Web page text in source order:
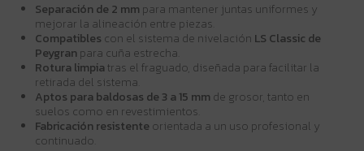
Separación de 2 mm para mantener juntas uniformes y
mejorar la alineación entre piezas.
Compatibles con el sistema de nivelación LS Classic de
Peygran para cuña estrecha.
Rotura limpiatras el fraguado, diseñada para facilitar la
retirada del sistema.
Aptos para baldosas de 3 a 15 mm de grosor, tanto en
suelos como en revestimientos.
Fabricación resistente orientada a un uso profesional y
continuado.